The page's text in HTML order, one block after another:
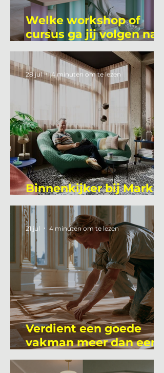
Welke workshop of
cursus ga jij volgen na
je vakantie?
Binnenkijker bij Mark
Mutsaers
28 jul 4 minuten om te lezen
Verdient een goede
vakman meer dan een
gemiddelde
academicus?
21 jul 4 minuten om te lezen